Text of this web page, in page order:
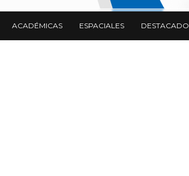
ACADÉMICAS ESPACIALES DESTACADO